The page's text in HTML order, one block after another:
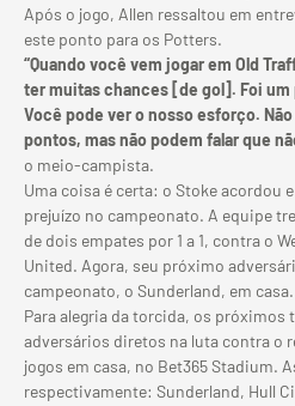
Após o jogo, Allen ressaltou em
este ponto para os Potters.
“Quando você vem jogar em Old
ter muitas chances [de gol]. Foi
Você pode ver o nosso esforço.
pontos, mas não podem falar que
o meio-campista.
Uma coisa é certa: o Stoke acordou
prejuízo no campeonato. A equipe
de dois empates por 1 a 1, contra o
United. Agora, seu próximo
campeonato, o Sunderland, em casa.
Para alegria da torcida, os próximos
adversários diretos na luta contra o
jogos em casa, no Bet365 Stadium.
respectivamente: Sunderland, Hull